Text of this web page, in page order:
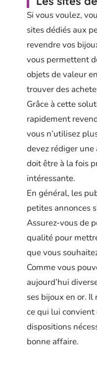
Si vous voulez,
sites dédiés aux
revendre vos
vous permettent
objets de valeur
trouver des
Grâce à cette
rapidement
vous n’utilisez
devez rédiger
doit être à la fois
intéressante.
En général, les
petites annonces
Assurez-vous de
qualité pour
que vous
Comme vous
aujourd’hui
ses bijoux en or.
ce qui lui
dispositions
bonne affaire.